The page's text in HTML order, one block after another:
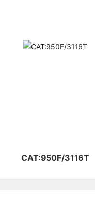
CAT:950F/3116T